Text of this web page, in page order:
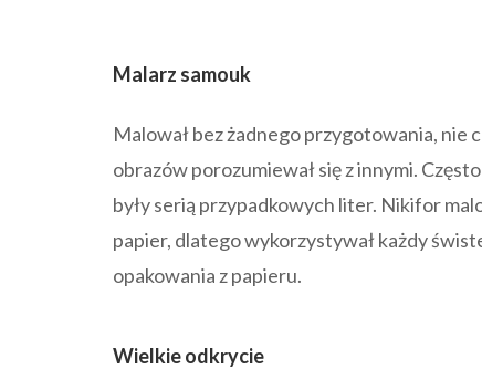
Malarz samouk
Malował bez żadnego przygotowania, nie
obrazów porozumiewał się z innymi.
były serią przypadkowych liter. Nikifor
papier, dlatego wykorzystywał każdy
opakowania z papieru.
Wielkie odkrycie